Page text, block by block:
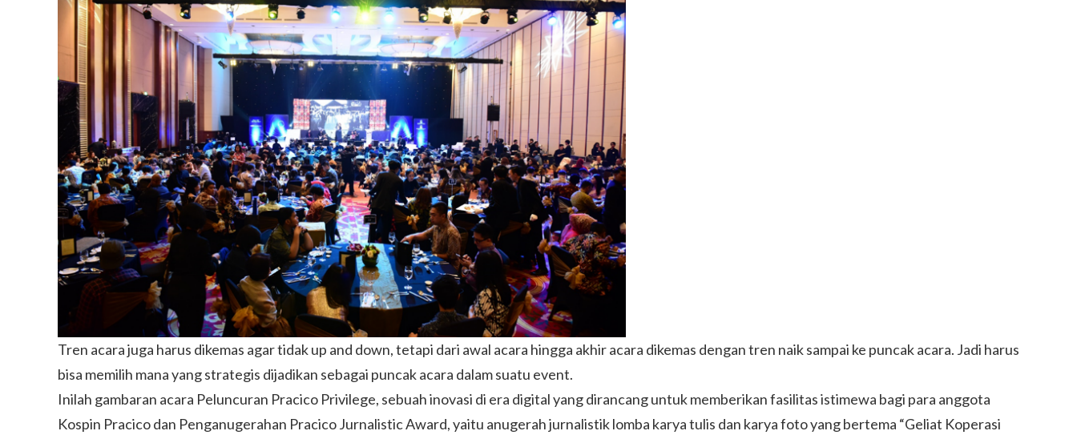
Tren acara juga harus dikemas agar tidak up and down, tetapi dari awal acara hingga akhir acara dikemas dengan tren naik sampai ke puncak acara. Jadi harus
bisa memilih mana yang strategis dijadikan sebagai puncak acara dalam suatu event.
Inilah gambaran acara Peluncuran Pracico Privilege, sebuah inovasi di era digital yang dirancang untuk memberikan fasilitas istimewa bagi para anggota
Kospin Pracico dan Penganugerahan Pracico Jurnalistic Award, yaitu anugerah jurnalistik lomba karya tulis dan karya foto yang bertema “Geliat Koperasi